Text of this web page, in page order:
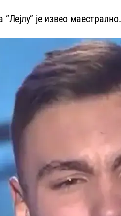
је извео маестрално.